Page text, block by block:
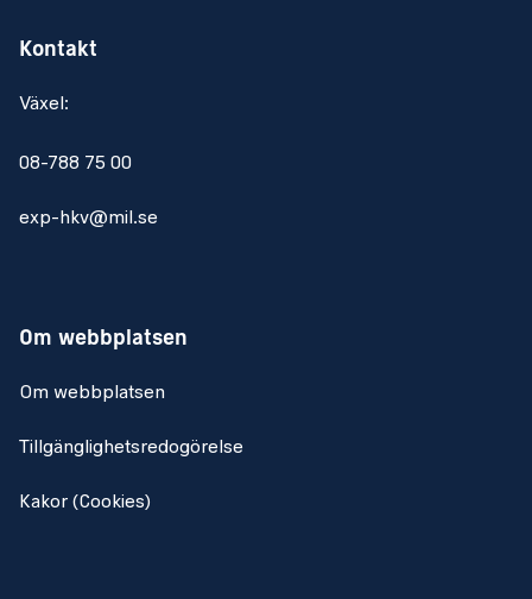
Kontakt
Växel:
08-788 75 00
exp-hkv@mil.se
Om webbplatsen
Om webbplatsen
Tillgänglighetsredogörelse
Kakor (Cookies)